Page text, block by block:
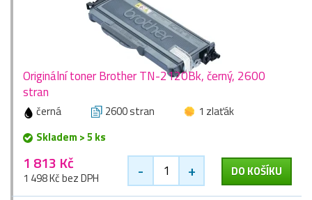
Originální toner Brother TN-2120Bk, černý, 2600
stran
černá 2600 stran
1 zlaťák
Skladem > 5 ks
1 813 Kč
1 498 Kč bez DPH - + DO KOŠÍKU